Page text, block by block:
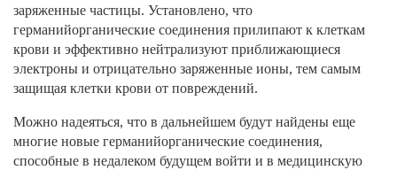
заряженные частицы. Установлено, что
германийорганические соединения прилипают к клеткам
крови и эффективно нейтрализуют приближающиеся
электроны и отрицательно заряженные ионы, тем самым
защищая клетки крови от повреждений.
Можно надеяться, что в дальнейшем будут найдены еще
многие новые германийорганические соединения,
способные в недалеком будущем войти и в медицинскую